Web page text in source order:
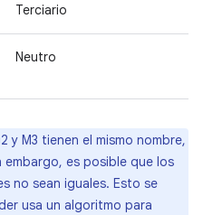
Terciario
Neutro
y M3 tienen el mismo nombre,
es posible que los
no sean iguales. Esto se
usa un algoritmo para